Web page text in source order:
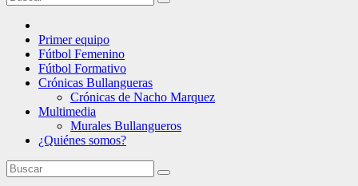
Primer equipo
Fútbol Femenino
Fútbol Formativo
Crónicas Bullangueras
Crónicas de Nacho Marquez
Multimedia
Murales Bullangueros
¿Quiénes somos?